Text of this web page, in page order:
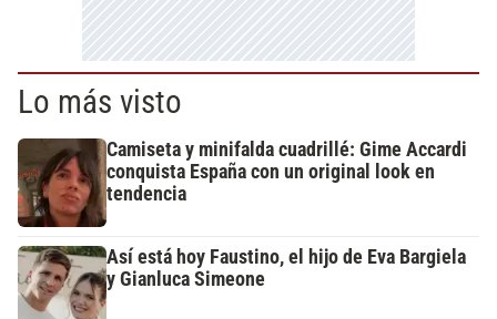
Lo más visto
Camiseta y minifalda cuadrillé: Gime Accardi
conquista España con un original look en
tendencia
Así está hoy Faustino, el hijo de Eva Bargiela
y Gianluca Simeone